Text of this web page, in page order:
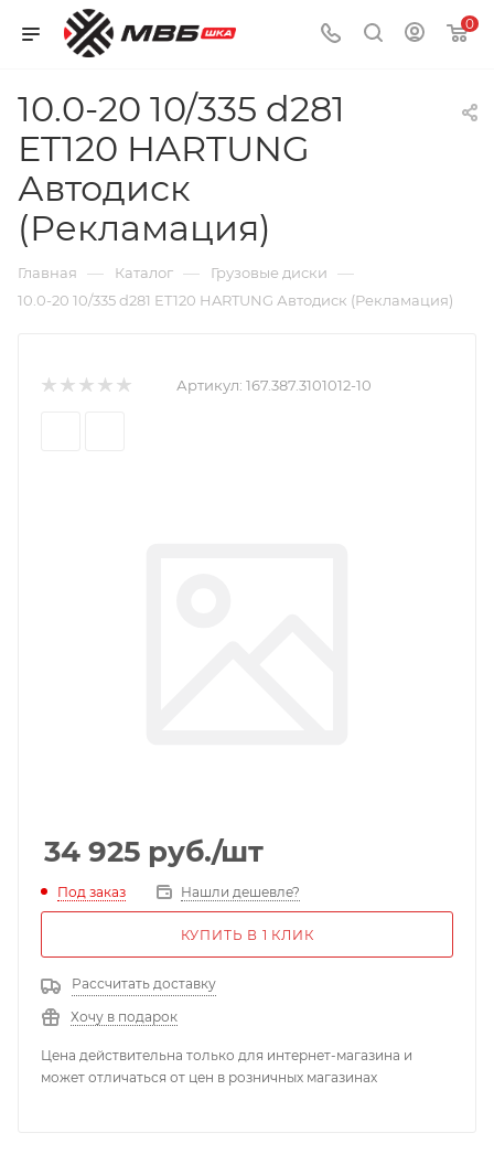
0
10.0-20 10/335 d281
ET120 HARTUNG
Автодиск
(Рекламация)
Главная — Каталог — Грузовые диски —
10.0-20 10/335 d281 ET120 HARTUNG Автодиск (Рекламация)
Артикул: 167.387.3101012-10
34 925 руб./шт
Под заказ Нашли дешевле?
КУПИТЬ В 1 КЛИК
Рассчитать доставку
Хочу в подарок
Цена действительна только для интернет-магазина и
может отличаться от цен в розничных магазинах